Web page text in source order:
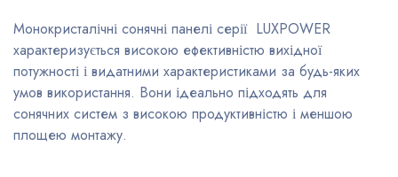
Монокристалічні сонячні панелі серії LUXPOWER
характеризується високою ефективністю вихідної
потужності і видатними характеристиками за будь-яких
умов використання. Вони ідеально підходять для
сонячних систем з високою продуктивністю і меншою
площею монтажу.